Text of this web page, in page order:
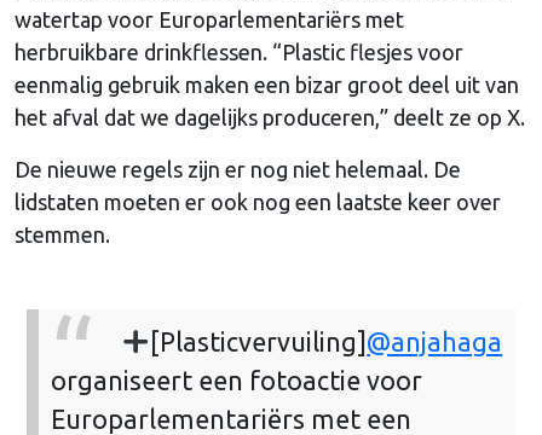
watertap voor Europarlementariërs met
herbruikbare drinkflessen. “Plastic flesjes voor
eenmalig gebruik maken een bizar groot deel uit van
het afval dat we dagelijks produceren,” deelt ze op X.
De nieuwe regels zijn er nog niet helemaal. De
lidstaten moeten er ook nog een laatste keer over
stemmen.
[Plasticvervuiling] @anjahaga
organiseert een fotoactie voor
Europarlementariërs met een